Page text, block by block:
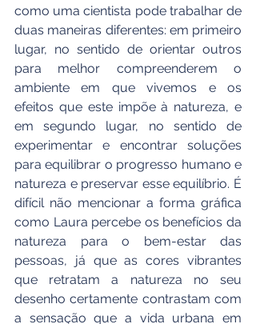
como uma cientista pode trabalhar de
duas maneiras diferentes: em primeiro
lugar, no sentido de orientar outros
para melhor compreenderem o
ambiente em que vivemos e os
efeitos que este impõe à natureza, e
em segundo lugar, no sentido de
experimentar e encontrar soluções
para equilibrar o progresso humano e
natureza e preservar esse equilíbrio. É
difícil não mencionar a forma gráfica
como Laura percebe os benefícios da
natureza para o bem-estar das
pessoas, já que as cores vibrantes
que retratam a natureza no seu
desenho certamente contrastam com
a sensação que a vida urbana em